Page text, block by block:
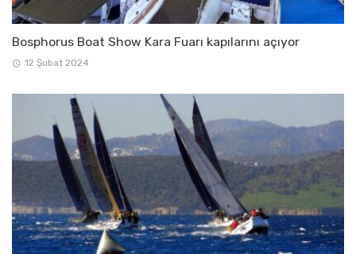
Bosphorus Boat Show Kara Fuarı kapılarını açıyor
12 Şubat 2024